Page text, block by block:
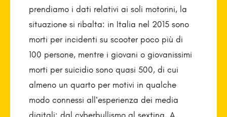
prendiamo i dati relativi ai soli motorini, la
situazione si ribalta: in Italia nel 2015 sono
morti per incidenti su scooter poco più di
100 persone, mentre i giovani o giovanissimi
morti per suicidio sono quasi 500, di cui
almeno un quarto per motivi in qualche
modo connessi all’esperienza dei media